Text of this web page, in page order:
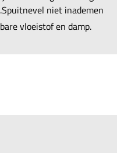
niet inademen
vloeistof en damp.